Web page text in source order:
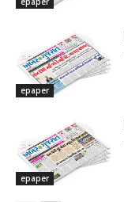
epaper
epaper